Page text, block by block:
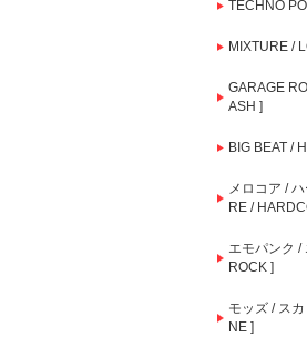
TECHNO
MIXTURE /
GARAGE
ASH ]
BIG BEAT /
メロコア /
RE /
エモパンク /
ROCK ]
モッズ / ス
NE ]